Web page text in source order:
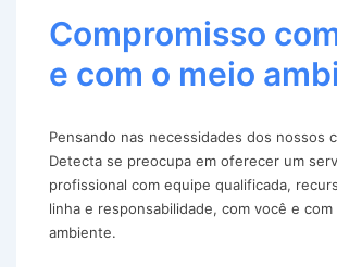
Compromisso
e com o meio
Pensando nas necessidades dos nossos
Detecta se preocupa em oferecer um
profissional com equipe qualificada,
linha e responsabilidade, com você e com
ambiente.